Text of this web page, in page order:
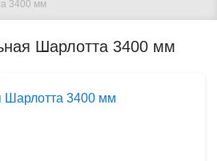
3400 мм
Шарлотта 3400 мм